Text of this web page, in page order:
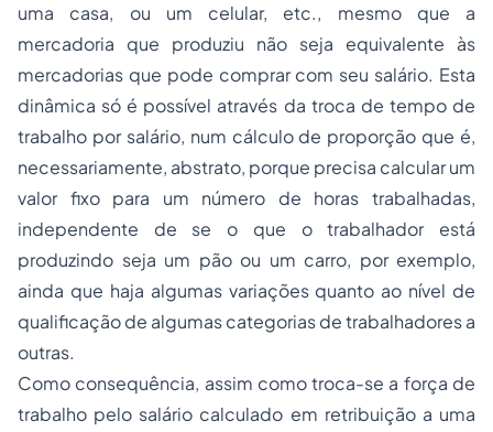
uma casa, ou um celular, etc., mesmo que a
mercadoria que produziu não seja equivalente às
mercadorias que pode comprar com seu salário. Esta
dinâmica só é possível através da troca de tempode
trabalho por salário, num cálculo de proporção que é,
necessariamente, abstrato, porque precisa calcular um
valor fixo para um número de horas trabalhadas,
independente de se o que o trabalhador está
produzindo seja um pão ou um carro, por exemplo,
ainda que haja algumas variações quanto ao nível de
qualificação de algumas categorias de trabalhadores a
outras.
Como consequência, assim como troca-se a força de
trabalho pelo salário calculado em retribuição a uma